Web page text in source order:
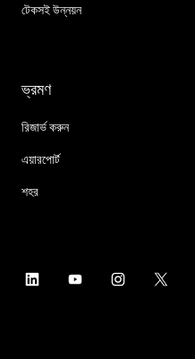
টেকসই উন্নয়ন
ভ্রমণ
রিজার্ভ করুন
এয়ারপোর্ট
শহর